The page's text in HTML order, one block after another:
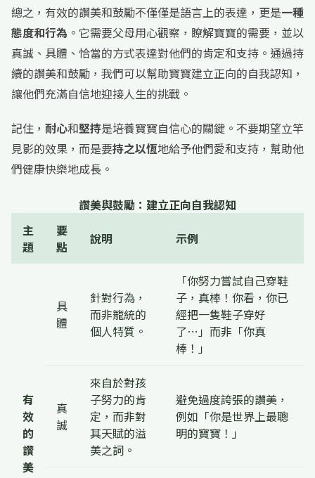
總之，有效的讚美和鼓勵不僅僅是語言上的表達，更是一種
態度和行為 。它需要父母用心觀察，瞭解寶寶的需要，並以
真誠、具體、恰當的方式表達對他們的肯定和支持。通過持
續的讚美和鼓勵，我們可以幫助寶寶建立正向的自我認知，
讓他們充滿自信地迎接人生的挑戰。
記住， 耐心和堅持是培養寶寶自信心的關鍵。不要期望立竿
見影的效果，而是要持之以恆地給予他們愛和支持，幫助他
們健康快樂地成長。
讚美與鼓勵：建立正向自我認知
主
題
要
點
說明 示例
有
效
的
讚
美
具
體
針對行為，
而非籠統的
個人特質。
「你努力嘗試自己穿鞋
子，真棒！你看，你已
經把一隻鞋子穿好
了…」而非「你真
棒！」
真
誠
來自於對孩
子努力的肯
定，而非對
其天賦的溢
美之詞。
避免過度誇張的讚美，
例如「你是世界上最聰
明的寶寶！」